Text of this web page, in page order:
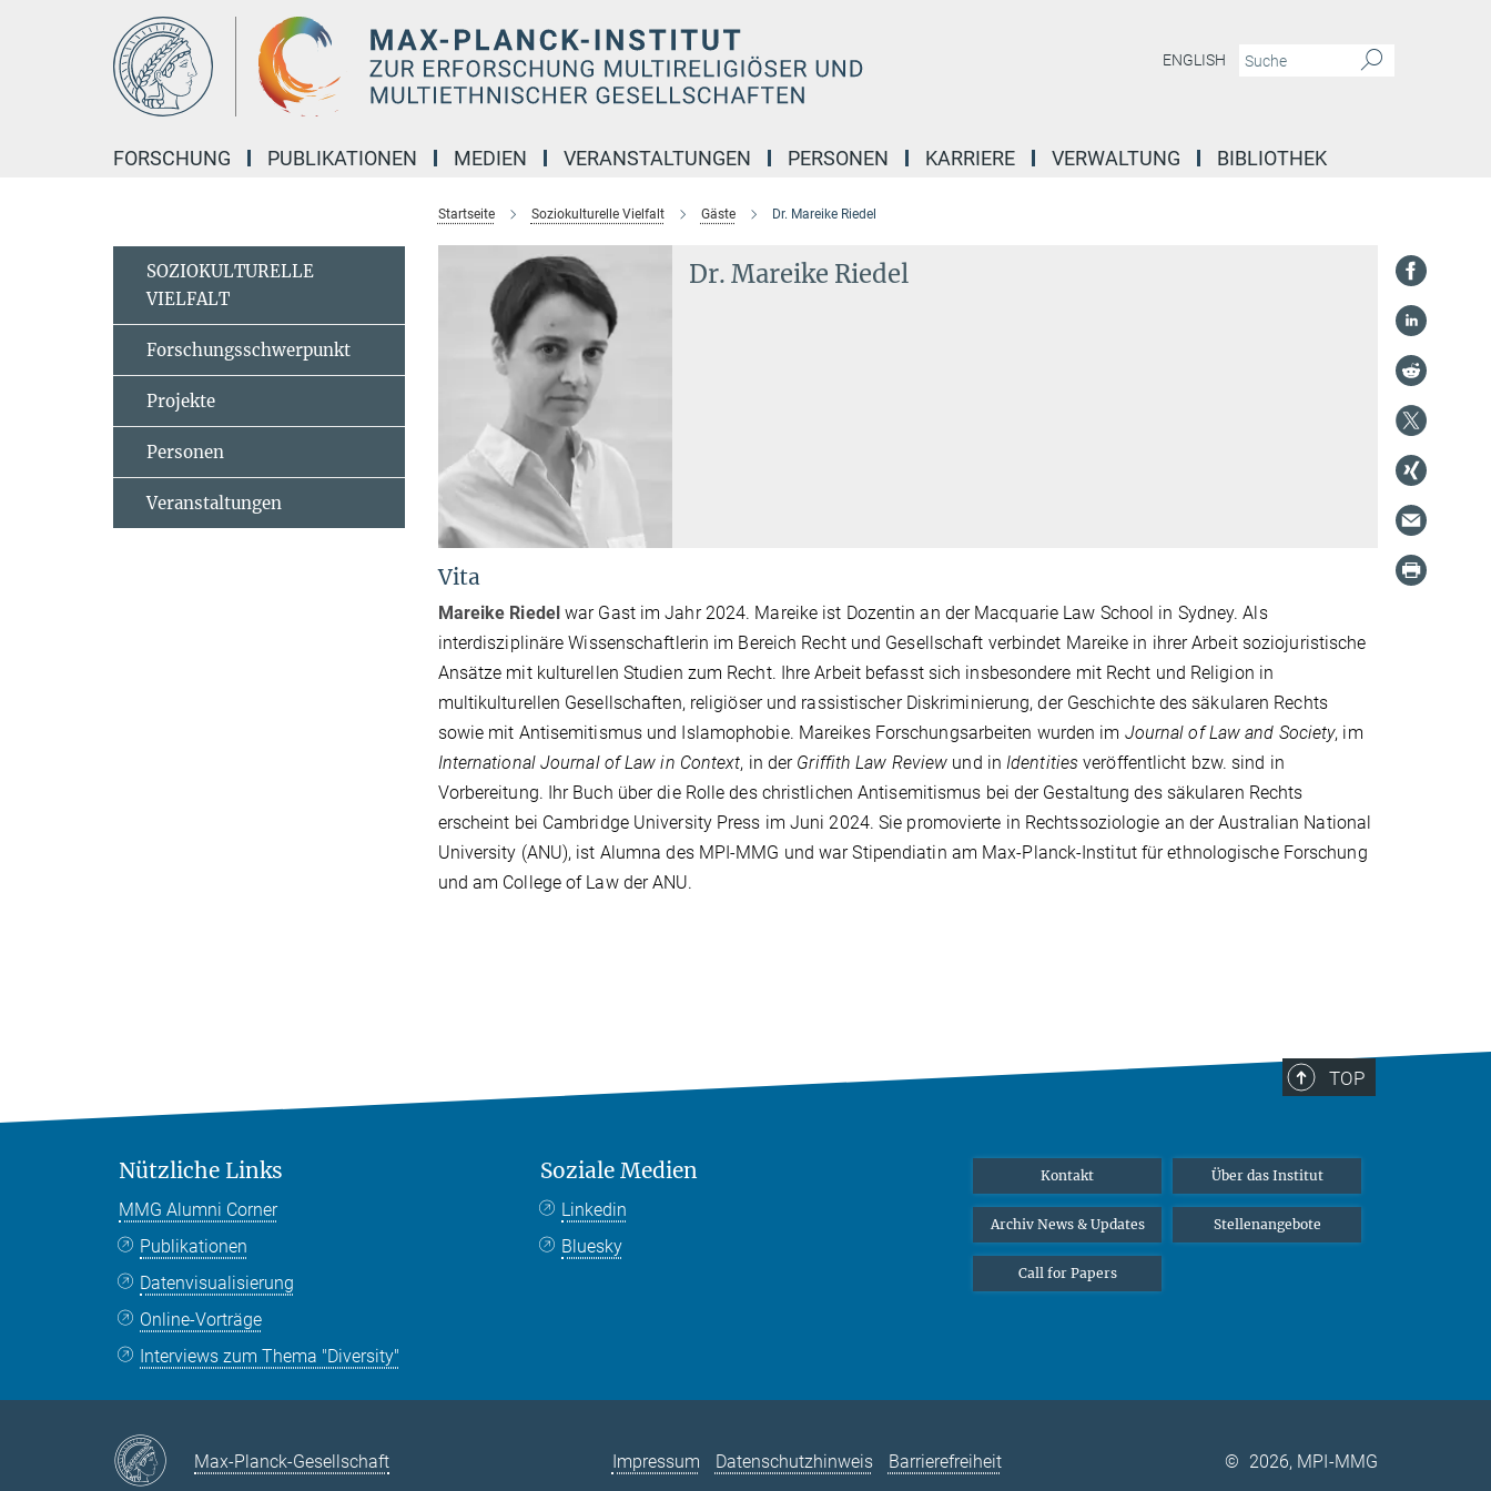
ENGLISH
FORSCHUNG PUBLIKATIONEN MEDIEN VERANSTALTUNGEN PERSONEN KARRIERE VERWALTUNG BIBLIOTHEK
Startseite Soziokulturelle Vielfalt Gäste Dr. Mareike Riedel
Dr. Mareike Riedel
Vita
Mareike Riedelwar Gast im Jahr 2024. Mareike ist Dozentin an der Macquarie Law School in Sydney. Als
interdisziplinäre Wissenschaftlerin im Bereich Recht und Gesellschaft verbindet Mareike in ihrer Arbeit soziojuristische
Ansätze mit kulturellen Studien zum Recht. Ihre Arbeit befasst sich insbesondere mit Recht und Religion in
multikulturellen Gesellschaften, religiöser und rassistischer Diskriminierung, der Geschichte des säkularen Rechts
sowie mit Antisemitismus und Islamophobie. Mareikes Forschungsarbeiten wurden im Journal of Law and Society, im
International Journal of Law in Context, in der Griffith Law Review und in Identitiesveröffentlicht bzw. sind in
Vorbereitung. Ihr Buch über die Rolle des christlichen Antisemitismus bei der Gestaltung des säkularen Rechts
erscheint bei Cambridge University Press im Juni 2024. Sie promovierte in Rechtssoziologie an der Australian National
University (ANU), ist Alumna des MPI-MMG und war Stipendiatin am Max-Planck-Institut für ethnologische Forschung
und am College of Law der ANU.
SOZIOKULTURELLE
VIELFALT
Forschungsschwerpunkt
Projekte
Personen
Veranstaltungen
TOP
Nützliche Links
MMG Alumni Corner
Publikationen
Datenvisualisierung
Online-Vorträge
Interviews zum Thema "Diversity"
Soziale Medien
Linkedin
Bluesky
Kontakt Über das Institut
Archiv News & Updates Stellenangebote
Call for Papers
Max-Planck-Gesellschaft Impressum Datenschutzhinweis Barrierefreiheit © 2026, MPI-MMG